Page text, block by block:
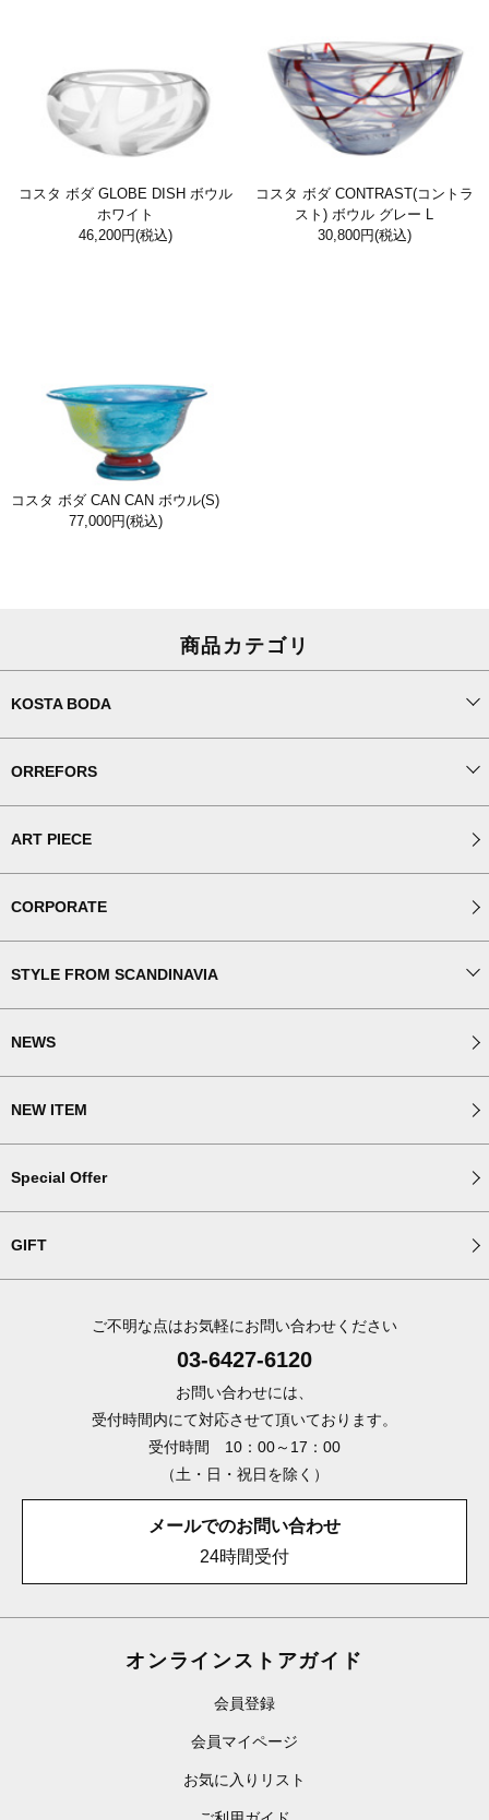
コスタ ボダ GLOBE DISH ボウル
ホワイト
46,200円(税込)
コスタ ボダ CONTRAST(コントラ
スト) ボウル グレー L
30,800円(税込)
コスタ ボダ CAN CAN ボウル(S)
77,000円(税込)
商品カテゴリ
KOSTA BODA
ORREFORS
ART PIECE
CORPORATE
STYLE FROM SCANDINAVIA
NEWS
NEW ITEM
Special Offer
GIFT
ご不明な点はお気軽にお問い合わせください
03-6427-6120
お問い合わせには、
受付時間内にて対応させて頂いております。
受付時間 10：00～17：00
（土・日・祝日を除く）
メールでのお問い合わせ
24時間受付
オンラインストアガイド
会員登録
会員マイページ
お気に入りリスト